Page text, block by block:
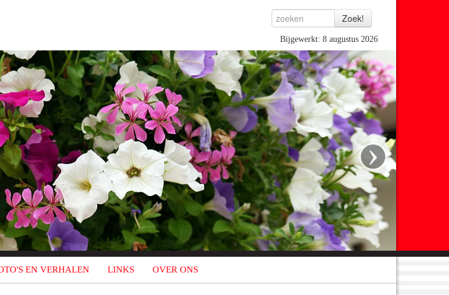
Bijgewerkt: 8 augustus 2026
›
EN VERHALEN LINKS OVER ONS